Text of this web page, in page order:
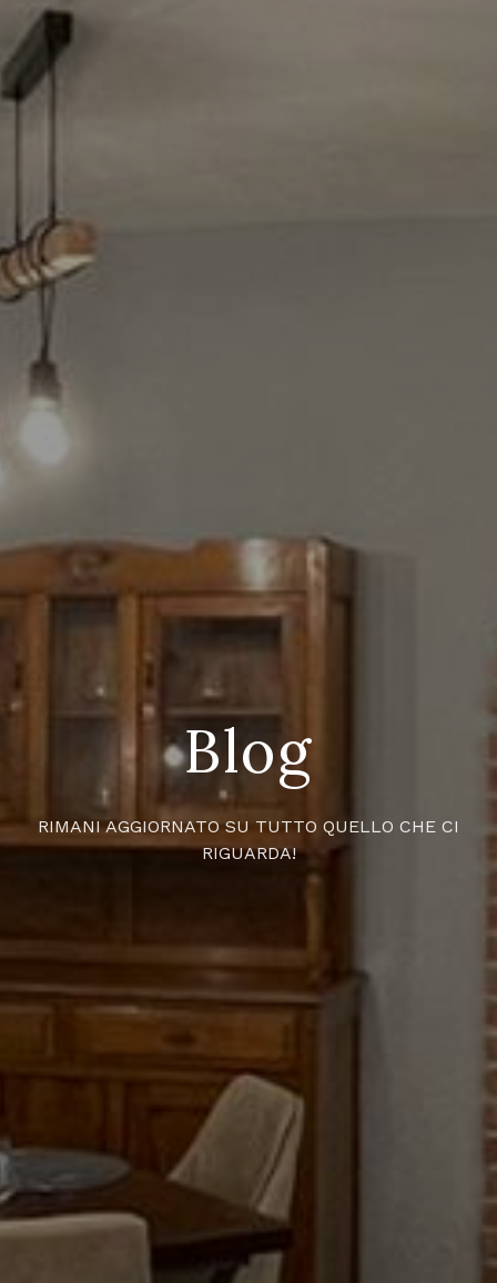
Blog
RIMANI AGGIORNATO SU TUTTO QUELLO CHE CI
RIGUARDA!